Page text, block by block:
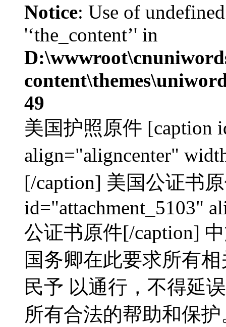
Notice: Use of
'‘the_content’' in
49
美国护照原件 [caption
align="aligncenter"
[/caption] 美国公证书
id="attachment_5103"
公证书原件[/caption]
国务卿在此要求所有
民予 以通行，不得延
所有合法的帮助和保